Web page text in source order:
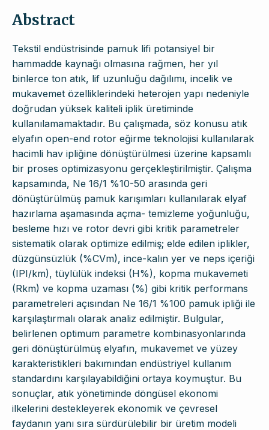
Abstract
Tekstil endüstrisinde pamuk lifi potansiyel bir
hammadde kaynağı olmasına rağmen, her yıl
binlerce ton atık, lif uzunluğu dağılımı, incelik ve
mukavemet özelliklerindeki heterojen yapı nedeniyle
doğrudan yüksek kaliteli iplik üretiminde
kullanılamamaktadır. Bu çalışmada, söz konusu atık
elyafın open-end rotor eğirme teknolojisi kullanılarak
hacimli hav ipliğine dönüştürülmesi üzerine kapsamlı
bir proses optimizasyonu gerçekleştirilmiştir. Çalışma
kapsamında, Ne 16/1 %10-50 arasında geri
dönüştürülmüş pamuk karışımları kullanılarak elyaf
hazırlama aşamasında açma- temizleme yoğunluğu,
besleme hızı ve rotor devri gibi kritik parametreler
sistematik olarak optimize edilmiş; elde edilen iplikler,
düzgünsüzlük (%CVm), ince-kalın yer ve neps içeriği
(IPI/km), tüylülük indeksi (H%), kopma mukavemeti
(Rkm) ve kopma uzaması (%) gibi kritik performans
parametreleri açısından Ne 16/1 %100 pamuk ipliği ile
karşılaştırmalı olarak analiz edilmiştir. Bulgular,
belirlenen optimum parametre kombinasyonlarında
geri dönüştürülmüş elyafın, mukavemet ve yüzey
karakteristikleri bakımından endüstriyel kullanım
standardını karşılayabildiğini ortaya koymuştur. Bu
sonuçlar, atık yönetiminde döngüsel ekonomi
ilkelerini destekleyerek ekonomik ve çevresel
faydanın yanı sıra sürdürülebilir bir üretim modeli